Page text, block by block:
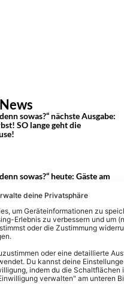
deine Privatsphäre
um Geräteinformationen zu
Erlebnis zu verbessern und um
oder die Zustimmung
oder eine detaillierte
Du kannst deine
indem du die
verwalten" am unteren
sowas?“ nächste Ausgabe:
SO lange geht die
sowas?“ heute: Gäste am
sowas?“ heute: Gäste am